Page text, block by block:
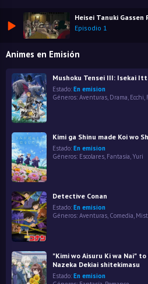
Heisei Tanuki Gassen
Episodio 1
Animes en Emisión
Mushoku Tensei III: Isekai
Estado: En emision
Géneros: Aventuras Drama Ecchi
Kimi ga Shinu made Koi wo
Estado: En emision
Géneros: Escolares, Fantasía,Yuri
Detective Conan
Estado: En emision
Géneros: Aventuras, Comedia,
"Kimi wo Aisuru Ki wa Nai"
Nazeka Dekiai shitekimasu
Estado: En emision